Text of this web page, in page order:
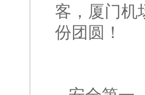
客，厦门机
份团圆！